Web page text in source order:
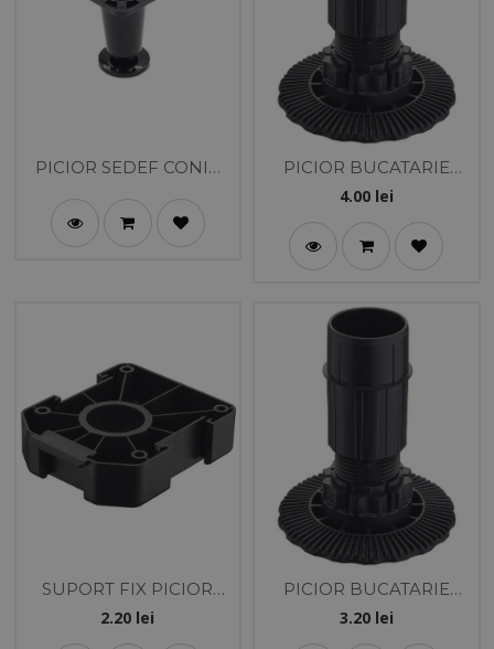
PICIOR SEDEF CONIC
PICIOR BUCATARIE
AXILO NG H60 REGLAJ
4.00lei
SUPORT FIX PICIOR
AXILO 25MM
2.20 lei
PICIOR BUCATARIE
AXILO NG H100 -
3.20lei